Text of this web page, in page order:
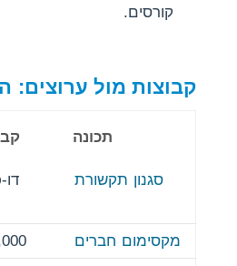
קורסים.
קבוצות מול ערוצים:
תכונה
סגנון תקשורת דו-
מקסימום חברים